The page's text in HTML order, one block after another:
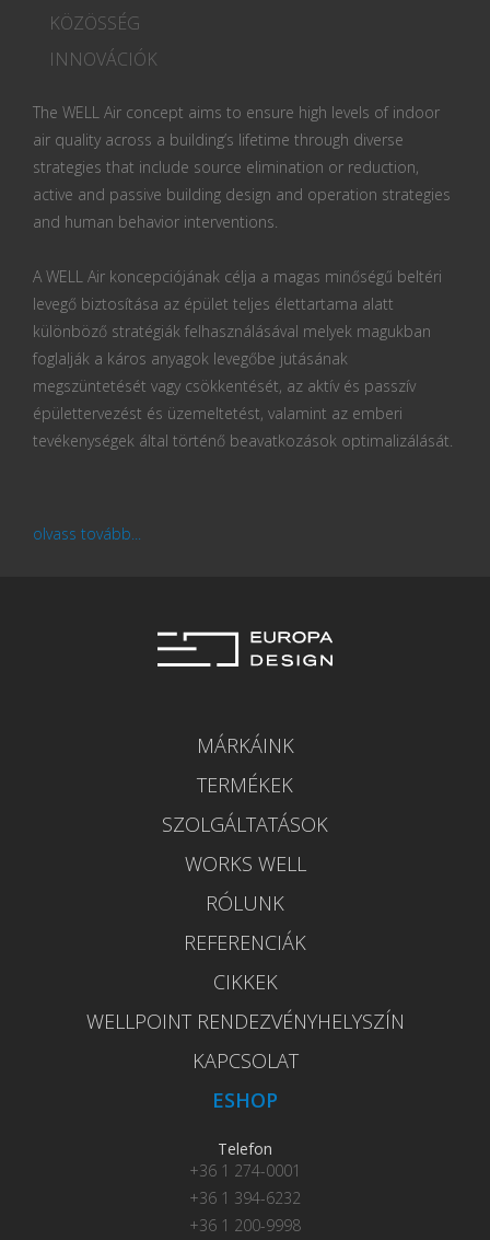
KÖZÖSSÉG
INNOVÁCIÓK
The WELL Air concept aims to ensure high levels of indoor
air quality across a building’s lifetime through diverse
strategies that include source elimination or reduction,
active and passive building design and operation strategies
and human behavior interventions.
A WELL Air koncepciójának célja a magas minőségű beltéri
levegő biztosítása az épület teljes élettartama alatt
különböző stratégiák felhasználásával melyek magukban
foglalják a káros anyagok levegőbe jutásának
megszüntetését vagy csökkentését, az aktív és passzív
épülettervezést és üzemeltetést, valamint az emberi
tevékenységek által történő beavatkozások optimalizálását.
olvass tovább...
MÁRKÁINK
TERMÉKEK
SZOLGÁLTATÁSOK
WORKS WELL
RÓLUNK
REFERENCIÁK
CIKKEK
WELLPOINT RENDEZVÉNYHELYSZÍN
KAPCSOLAT
ESHOP
Telefon
+36 1 274-0001
+36 1 394-6232
+36 1 200-9998